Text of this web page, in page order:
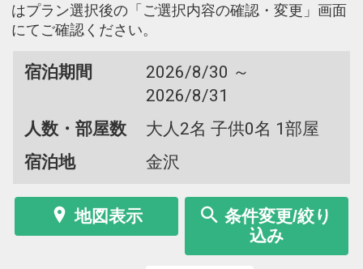
はプラン選択後の「ご選択内容の確認・変更」画面
にてご確認ください。
宿泊期間
2026/8/30 ～
2026/8/31
人数・部屋数
大人2名 子供0名 1部屋
宿泊地
金沢
地図表示
条件変更/絞り
込み